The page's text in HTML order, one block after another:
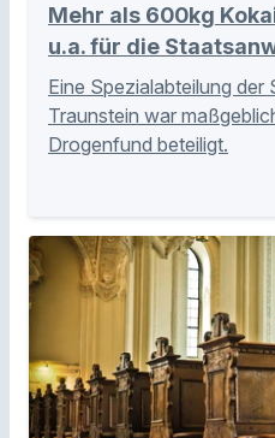
Mehr als 600kg
u.a. für die
Eine Spezialabteilung
Traunstein war
Drogenfund beteiligt.